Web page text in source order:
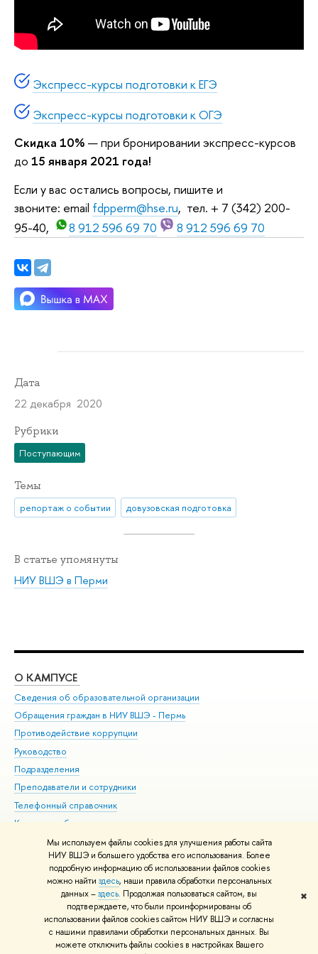
Мы используем файлы cookies для улучшения работы сайта
НИУ ВШЭ и большего удобства его использования. Более
подробную информацию об использовании файлов cookies
можно найти здесь, наши правила обработки персональных
данных –здесь. Продолжая пользоваться сайтом, вы
подтверждаете, что были проинформированы об
использовании файлов cookies сайтом НИУ ВШЭ и согласны
с нашими правилами обработки персональных данных. Вы
можете отключить файлы cookies в настройках Вашего
✖
Экспресс-курсы подготовки к ЕГЭ
Экспресс-курсы подготовки к ОГЭ
Скидка 10% — при бронировании экспресс-курсов
до 15 января 2021 года!
Если у вас остались вопросы, пишите и
звоните: email fdpperm@hse.ru, тел. + 7 (342) 200-
95-40,
8 912 596 69 70 8 912 596 69 70
Дата
22 декабря 2020
Рубрики
Поступающим
Темы
репортаж о событии довузовская подготовка
В статье упомянуты
НИУ ВШЭ в Перми
О КАМПУСЕ
Сведения об образовательной организации
Обращения граждан в НИУ ВШЭ - Пермь
Противодействие коррупции
Руководство
Подразделения
Преподаватели и сотрудники
Телефонный справочник
Корпуса и общежития
ВШЭ для студентов с ограниченными возможностями
здоровья и инвалидностью
Единая платежная страница
© НИУ ВШЭ 1993–2026 Условия использования материалов Адреса
и контакты Карта сайта
Шрифты HSE Sans и HSE Slab разработаны вШколе дизайна НИУ ВШЭ